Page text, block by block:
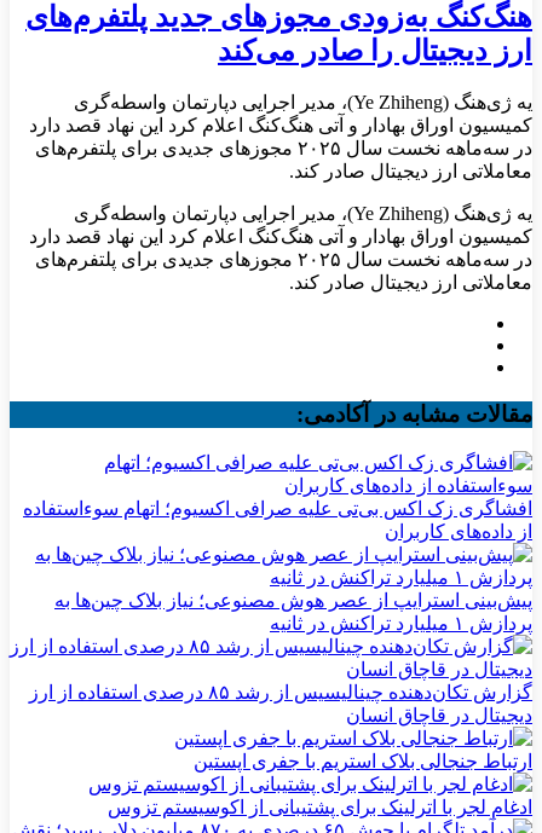
هنگ‌کنگ به‌زودی مجوزهای جدید پلتفرم‌های
ارز دیجیتال را صادر می‌کند
یه ژی‌هنگ (Ye Zhiheng)، مدیر اجرایی دپارتمان واسطه‌گری
کمیسیون اوراق بهادار و آتی هنگ‌کنگ اعلام کرد این نهاد قصد دارد
در سه‌ماهه نخست سال ۲۰۲۵ مجوزهای جدیدی برای پلتفرم‌های
معاملاتی ارز دیجیتال صادر کند.
یه ژی‌هنگ (Ye Zhiheng)، مدیر اجرایی دپارتمان واسطه‌گری
کمیسیون اوراق بهادار و آتی هنگ‌کنگ اعلام کرد این نهاد قصد دارد
در سه‌ماهه نخست سال ۲۰۲۵ مجوزهای جدیدی برای پلتفرم‌های
معاملاتی ارز دیجیتال صادر کند.
مقالات مشابه در آکادمی:
افشاگری زک اکس بی‌تی علیه صرافی اکسیوم؛ اتهام سوءاستفاده
از داده‌های کاربران
پیش‌بینی استرایپ از عصر هوش مصنوعی؛ نیاز بلاک چین‌ها به
پردازش ۱ میلیارد تراکنش در ثانیه
گزارش تکان‌دهنده چینالیسیس از رشد ۸۵ درصدی استفاده از ارز
دیجیتال در قاچاق انسان
ارتباط جنجالی بلاک استریم با جفری اپستین
ادغام لجر با اترلینک برای پشتیبانی از اکوسیستم تزوس